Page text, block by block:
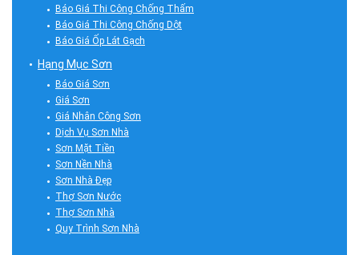
Báo Giá Thi Công Chống Thấm
Báo Giá Thi Công Chống Dột
Báo Giá Ốp Lát Gạch
Hạng Mục Sơn
Báo Giá Sơn
Giá Sơn
Giá Nhân Công Sơn
Dịch Vụ Sơn Nhà
Sơn Mặt Tiền
Sơn Nền Nhà
Sơn Nhà Đẹp
Thợ Sơn Nước
Thợ Sơn Nhà
Quy Trình Sơn Nhà